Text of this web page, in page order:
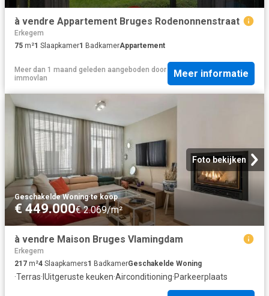
à vendre Appartement Bruges Rodenonnenstraat
Erkegem
75 m²1 Slaapkamer1 BadkamerAppartement
Meer dan 1 maand geleden aangeboden door
immovlan
Meer informatie
Foto bekijken
Geschakelde Woning·te koop
€ 449.000€ 2.069/m²
à vendre Maison Bruges Vlamingdam
Erkegem
217 m²4 Slaapkamers1 BadkamerGeschakelde Woning
·Terras· IUitgeruste keuken·Airconditioning·Parkeerplaats